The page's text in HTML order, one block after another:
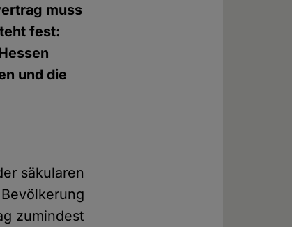
muss
fest:
und die
säkularen
zumindest